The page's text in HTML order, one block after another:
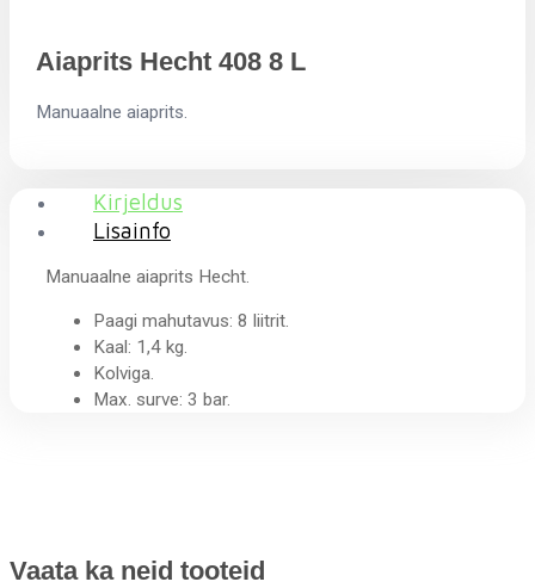
Aiaprits Hecht 408 8 L
Manuaalne aiaprits.
Kirjeldus
Lisainfo
Manuaalne aiaprits Hecht.
Paagi mahutavus: 8 liitrit.
Kaal: 1,4 kg.
Kolviga.
Max. surve: 3 bar.
Vaata ka neid tooteid